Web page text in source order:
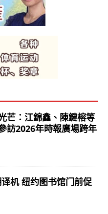
芒：江錦鑫、陳鍵榕等
訪2026年時報廣場跨年
机 纽约图书馆门前促